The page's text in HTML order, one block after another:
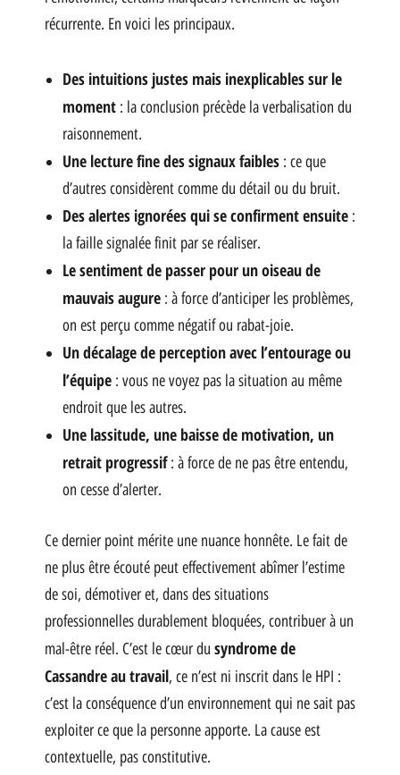
récurrente. En voici les principaux.
Des intuitions justes mais inexplicables sur le
moment : la conclusion précède la verbalisation du
raisonnement.
Une lecture fine des signaux faibles : ce que
d’autres considèrent comme du détail ou du bruit.
Des alertes ignorées qui se confirment ensuite :
la faille signalée finit par se réaliser.
Le sentiment de passer pour un oiseau de
mauvais augure : à force d’anticiper les problèmes,
on est perçu comme négatif ou rabat-joie.
Un décalage de perception avec l’entourage ou
l’équipe : vous ne voyez pas la situation au même
endroit que les autres.
Une lassitude, une baisse de motivation, un
retrait progressif: à force de ne pas être entendu,
on cesse d’alerter.
Ce dernier point mérite une nuance honnête. Le fait de
ne plus être écouté peut effectivement abîmer l’estime
de soi, démotiver et, dans des situations
professionnelles durablement bloquées, contribuer à un
mal-être réel. C’est le cœur du syndrome de
Cassandre au travail, ce n’est ni inscrit dans le HPI :
c’est la conséquence d’un environnement qui ne sait pas
exploiter ce que la personne apporte. La cause est
contextuelle, pas constitutive.